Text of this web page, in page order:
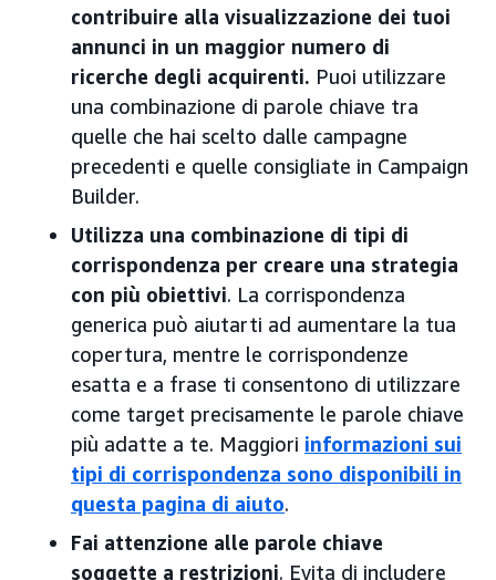
contribuire alla visualizzazione dei tuoi
annunci in un maggior numero di
ricerche degli acquirenti. Puoi utilizzare
una combinazione di parole chiave tra
quelle che hai scelto dalle campagne
precedenti e quelle consigliate in Campaign
Builder.
Utilizza una combinazione di tipi di
corrispondenza per creare una strategia
con più obiettivi. La corrispondenza
generica può aiutarti ad aumentare la tua
copertura, mentre le corrispondenze
esatta e a frase ti consentono di utilizzare
come target precisamente le parole chiave
più adatte a te. Maggiori informazioni sui
tipi di corrispondenza sono disponibili in
questa pagina di aiuto.
Fai attenzione alle parole chiave
soggette a restrizioni. Evita di includere